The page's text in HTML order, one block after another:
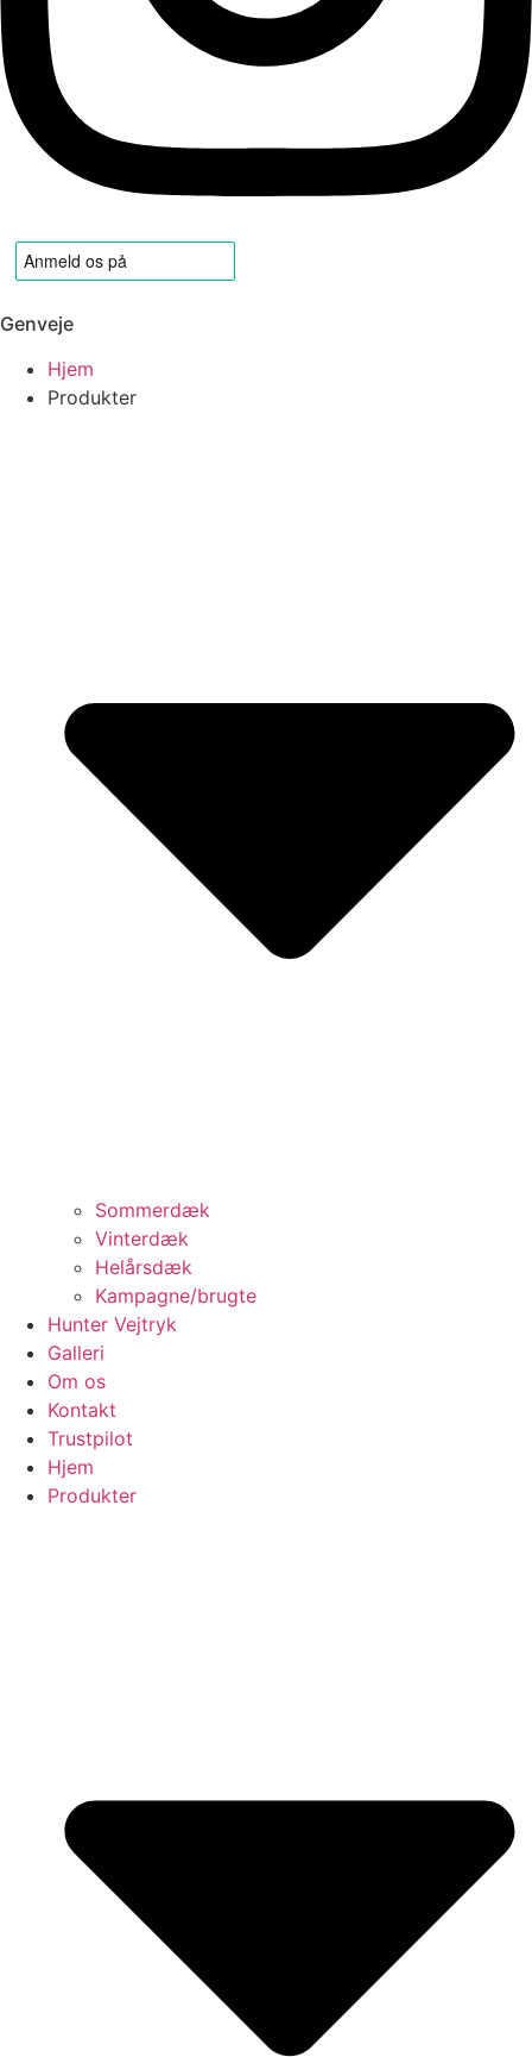
Genveje
Hjem
Produkter
Sommerdæk
Vinterdæk
Helårsdæk
Kampagne/brugte
Hunter Vejtryk
Galleri
Om os
Kontakt
Trustpilot
Hjem
Produkter